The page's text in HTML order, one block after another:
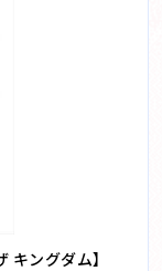
ングダム】